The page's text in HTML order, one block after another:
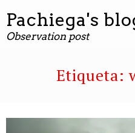
Pachiega's
Observation post
Etiqueta: